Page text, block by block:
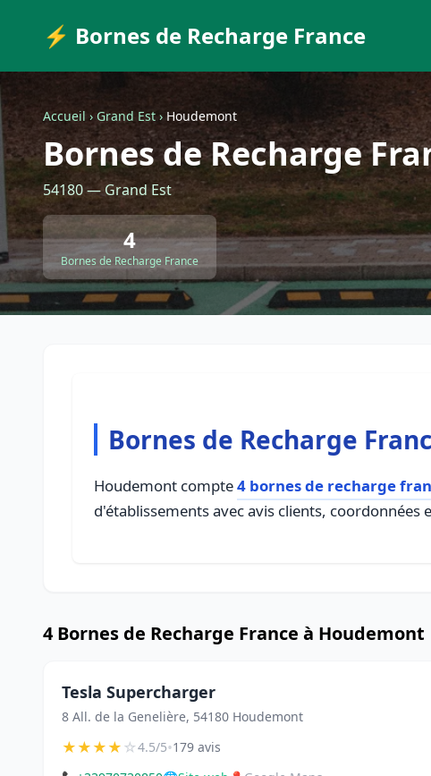
⚡ Bornes de Recharge France
Accueil › Grand Est › Houdemont
Bornes de Recharge
54180 — Grand Est
4
Bornes de Recharge France
Bornes de Recharge
Houdemont compte4 bornes de recharge
d'établissements avec avis clients, coordonnées
4 Bornes de Recharge France à Houdemont
Tesla Supercharger
8 All. de la Genelière, 54180 Houdemont
★★★★☆4.5/5•179 avis